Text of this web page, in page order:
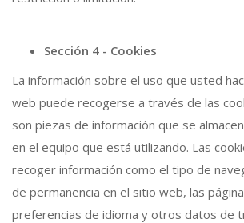
Sección 4 - Cookies
La información sobre el uso que usted
web puede recogerse a través de las
son piezas de información que se
en el equipo que está utilizando. Las
recoger información como el tipo de
de permanencia en el sitio web, las
preferencias de idioma y otros datos de